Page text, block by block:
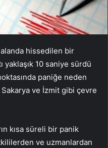
hissedilen bir
yaklaşık 10 saniye sürdü
paniğe neden
ve İzmit gibi çevre
kısa süreli bir panik
ve uzmanlardan